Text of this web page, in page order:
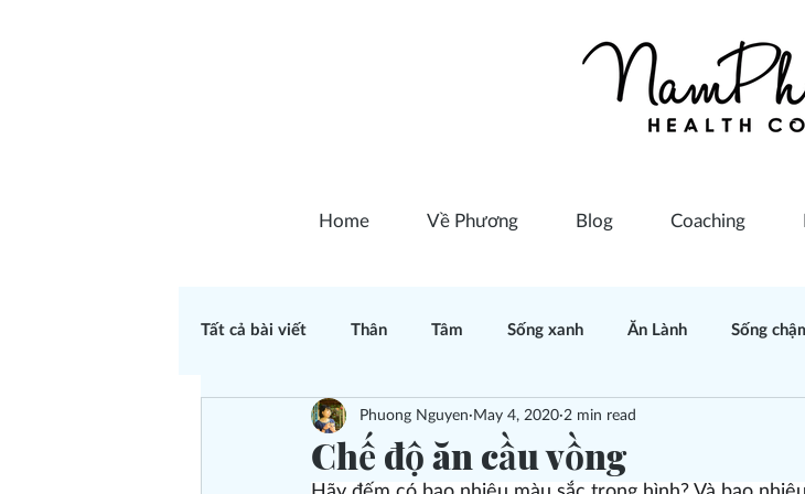
Home Về Phương Blog Coaching
Tất cả bài viết Thân Tâm Sống xanh Ăn Lành Sống
Chữa lành 7 năm làm nghề - học Đạo Sức khỏe phụ nữ
Chế độ ăn cầu vồng
Phuong Nguyen May 4, 2020 2 min read